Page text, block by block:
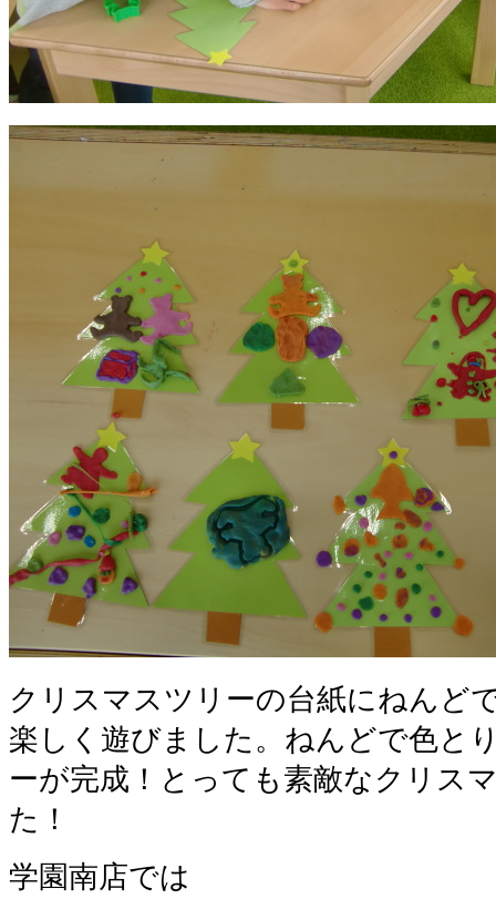
クリスマスツリーの台紙にねんど
楽しく遊びました。ねんどで色と
ーが完成！とっても素敵なクリス
た！
学園南店では